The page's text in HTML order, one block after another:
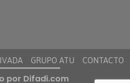
GRUPO ATU CONTACTO
por Difadi.com